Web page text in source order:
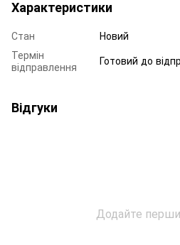
Характеристики
Стан
Новий
Термін
відправлення
Готовий до
Відгуки
Додайте